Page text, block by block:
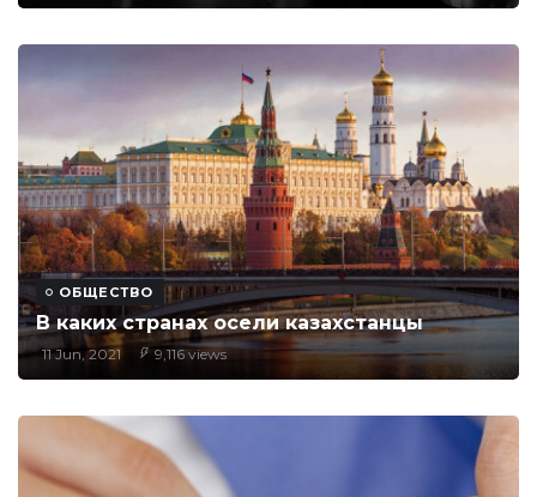
ОБЩЕСТВО
В каких странах осели казахстанцы
11 Jun, 2021 9,116 views